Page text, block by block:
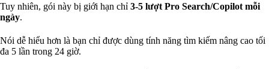
Tuy nhiên, gói này bị giới hạn chỉ 3-5 lượt Pro Search/Copilot mỗi
ngày.
Nói dễ hiểu hơn là bạn chỉ được dùng tính năng tìm kiếm nâng cao tối
đa 5 lần trong 24 giờ.